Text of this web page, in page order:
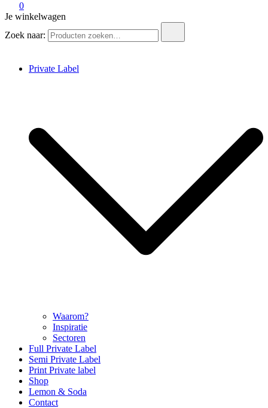
0
Je winkelwagen
Zoek naar:
Private Label
Waarom?
Inspiratie
Sectoren
Full Private Label
Semi Private Label
Print Private label
Shop
Lemon & Soda
Contact